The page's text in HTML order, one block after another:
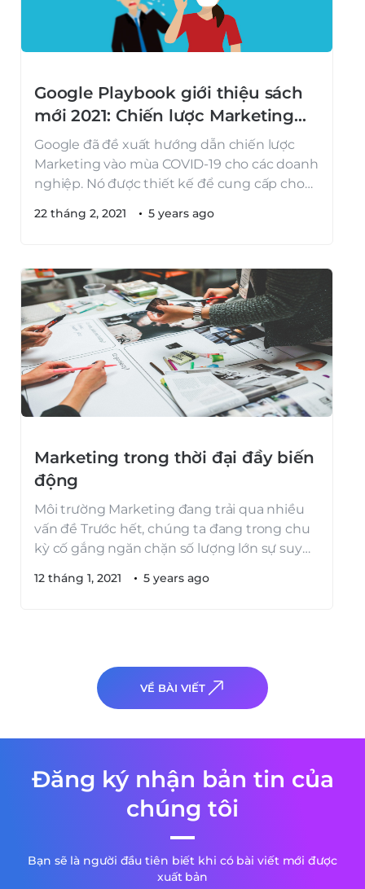
22 tháng 2, 2021 5 years ago
Google Playbook giới thiệu sách
mới 2021: Chiến lược Marketing
trong mùa dịch
Google đã đề xuất hướng dẫn chiến lược
Marketing vào mùa COVID-19 cho các doanh
nghiệp. Nó được thiết kế để cung cấp cho
tạo chiến lược Marketing trong thời kỳ đại
12 tháng 1, 2021 5 years ago
Marketing trong thời đại đầy biến
động
Môi trường Marketing đang trải qua nhiều
vấn đề Trước hết, chúng ta đang trong chu
kỳ cố gắng ngăn chặn số lượng lớn sự suy
làm. Nhưng do đó, tôi nghĩ rằng rất nhiều
VỀ BÀI VIẾT
Đăng ký nhận bản tin của
chúng tôi
Bạn sẽ là người đầu tiên biết khi có bài viết mới được
xuất bản